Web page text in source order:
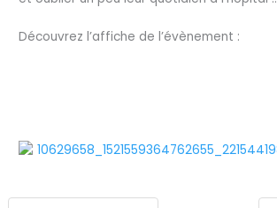
Découvrez l’affiche de l’évènement :